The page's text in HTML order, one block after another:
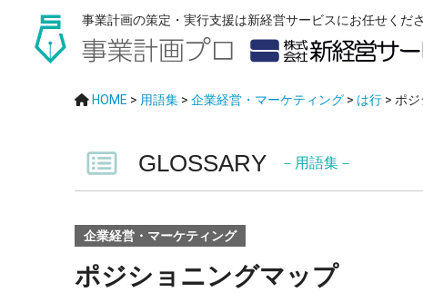
事業計画の策定・実行支援は新経営サービスにお任せくだ
HOME > 用語集 > 企業経営・マーケティング > は行 > ポ
GLOSSARY －用語集－
企業経営・マーケティング
ポジショニングマップ